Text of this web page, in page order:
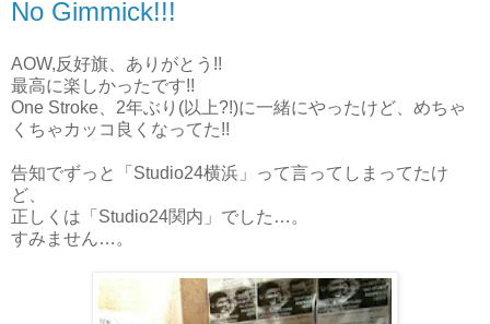
No Gimmick!!!
AOW,反好旗、ありがとう!!
最高に楽しかったです!!
One Stroke、2年ぶり(以上?!)に一緒にやったけど、めちゃ
くちゃカッコ良くなってた!!
告知でずっと「Studio24横浜」って言ってしまってたけ
ど、
正しくは「Studio24関内」でした…。
すみません…。